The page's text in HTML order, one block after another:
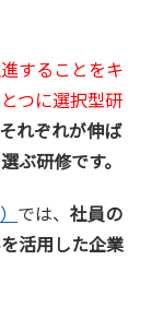
することをキ
つに選択型研
れぞれが伸ば
ぶ研修です。
では、 社員の
活用した企業